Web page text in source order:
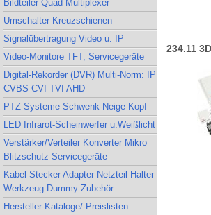
Bildteiler Quad Multiplexer
Umschalter Kreuzschienen
Signalübertragung Video u. IP
Video-Monitore TFT, Servicegeräte
Digital-Rekorder (DVR) Multi-Norm: IP
CVBS CVI TVI AHD
PTZ-Systeme Schwenk-Neige-Kopf
LED Infrarot-Scheinwerfer u.Weißlicht
Verstärker/Verteiler Konverter Mikro
Blitzschutz Servicegeräte
Kabel Stecker Adapter Netzteil Halter
Werkzeug Dummy Zubehör
Hersteller-Kataloge/-Preislisten
234.11